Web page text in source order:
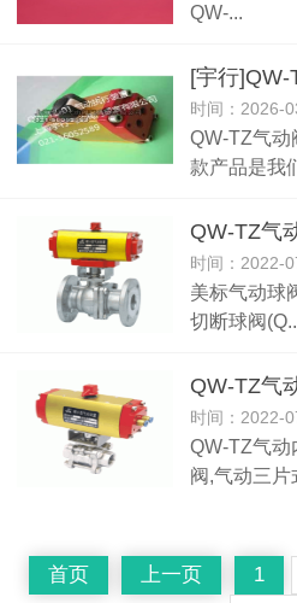
QW-...
时间：2026-
QW-TZ气动
款产品是我
时间：2022-
美标气动球
切断球阀
时间：2022-
QW-TZ气动
阀,气动三片
首页 上一页 1